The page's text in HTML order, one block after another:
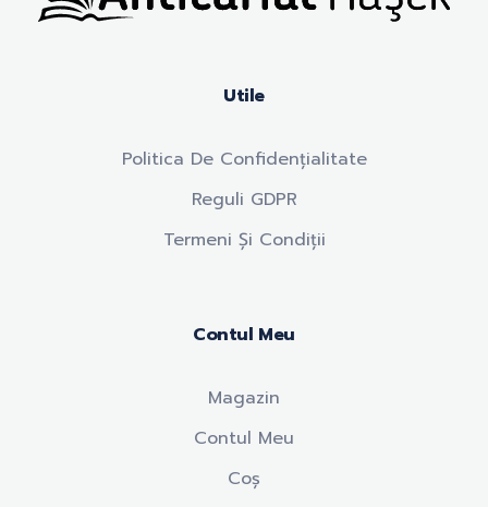
Utile
Politica De Confidențialitate
Reguli GDPR
Termeni Și Condiții
Contul Meu
Magazin
Contul Meu
Coș